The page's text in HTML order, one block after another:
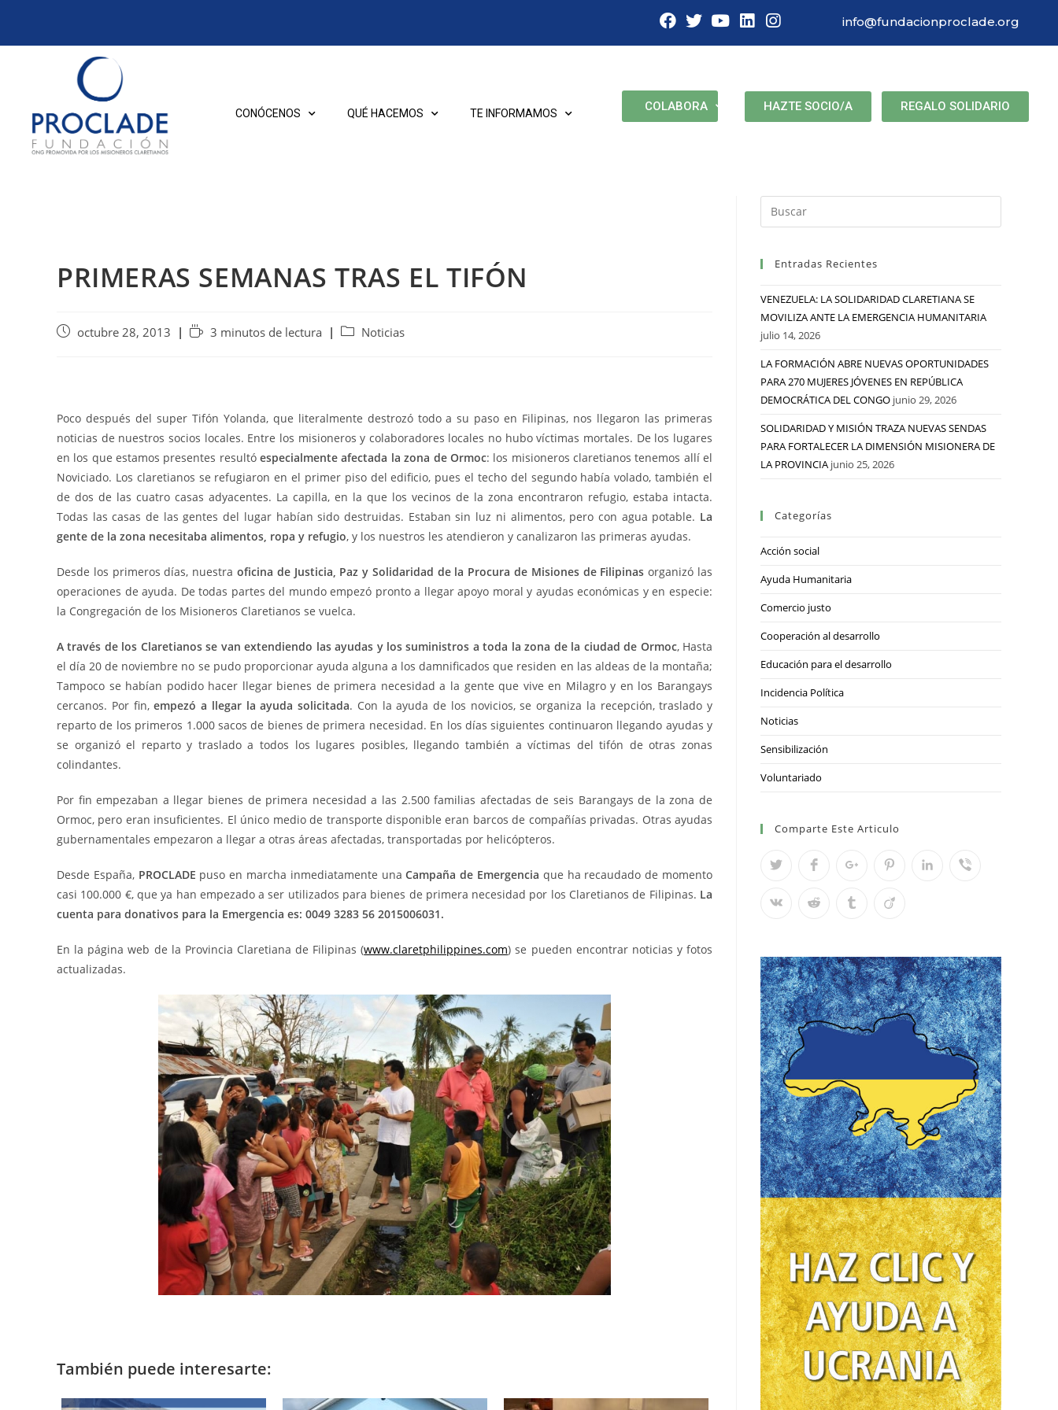
info@fundacionproclade.org
CONÓCENOS QUÉ HACEMOS TE INFORMAMOS COLABORA HAZTE SOCIO/A REGALO SOLIDARIO
PRIMERAS SEMANAS TRAS EL TIFÓN
octubre 28, 2013 3 minutos de lectura Noticias
Poco después del super Tifón Yolanda, que literalmente destrozó todo a su paso en Filipinas, nos llegaron las primeras
noticias de nuestros socios locales. Entre los misioneros y colaboradores locales no hubo víctimas mortales. De los lugares
en los que estamos presentes resultóespecialmente afectada la zona de Ormoc: los misioneros claretianos tenemos allí el
Noviciado. Los claretianos se refugiaron en el primer piso del edificio, pues el techo del segundo había volado, también el
de dos de las cuatro casas adyacentes. La capilla, en la que los vecinos de la zona encontraron refugio, estaba intacta.
Todas las casas de las gentes del lugar habían sido destruidas. Estaban sin luz ni alimentos, pero con agua potable. La
gente de la zona necesitaba alimentos, ropa y refugio, y los nuestros les atendieron y canalizaron las primeras ayudas.
Desde los primeros días, nuestra oficina de Justicia, Paz y Solidaridad de la Procura de Misiones de Filipinas organizó las
operaciones de ayuda. De todas partes del mundo empezó pronto a llegar apoyo moral y ayudas económicas y en especie:
la Congregación de los Misioneros Claretianos se vuelca.
A través de los Claretianos se van extendiendo las ayudas y los suministros a toda la zona de la ciudad de Ormoc, Hasta
el día 20 de noviembre no se pudo proporcionar ayuda alguna a los damnificados que residen en las aldeas de la montaña;
Tampoco se habían podido hacer llegar bienes de primera necesidad a la gente que vive en Milagro y en los Barangays
cercanos. Por fin,empezó a llegar la ayuda solicitada. Con la ayuda de los novicios, se organiza la recepción, traslado y
reparto de los primeros 1.000 sacos de bienes de primera necesidad. En los días siguientes continuaron llegando ayudas y
se organizó el reparto y traslado a todos los lugares posibles, llegando también a víctimas del tifón de otras zonas
colindantes.
Por fin empezaban a llegar bienes de primera necesidad a las 2.500 familias afectadas de seis Barangays de la zona de
Ormoc, pero eran insuficientes. El único medio de transporte disponible eran barcos de compañías privadas. Otras ayudas
gubernamentales empezaron a llegar a otras áreas afectadas, transportadas por helicópteros.
Desde España, PROCLADE puso en marcha inmediatamente unaCampaña de Emergencia que ha recaudado de momento
casi 100.000 €, que ya han empezado a ser utilizados para bienes de primera necesidad por los Claretianos de Filipinas. La
cuenta para donativos para la Emergencia es: 0049 3283 56 2015006031.
En la página web de la Provincia Claretiana de Filipinas (www.claretphilippines.com) se pueden encontrar noticias y fotos
actualizadas.
También puede interesarte:
Entradas Recientes
VENEZUELA: LA SOLIDARIDAD CLARETIANA SE
MOVILIZA ANTE LA EMERGENCIA HUMANITARIA
julio 14, 2026
LA FORMACIÓN ABRE NUEVAS OPORTUNIDADES
PARA 270 MUJERES JÓVENES EN REPÚBLICA
DEMOCRÁTICA DEL CONGO junio 29, 2026
SOLIDARIDAD Y MISIÓN TRAZA NUEVAS SENDAS
PARA FORTALECER LA DIMENSIÓN MISIONERA DE
LA PROVINCIA junio 25, 2026
Categorías
Acción social
Ayuda Humanitaria
Comercio justo
Cooperación al desarrollo
Educación para el desarrollo
Incidencia Política
Noticias
Sensibilización
Voluntariado
Comparte Este Articulo